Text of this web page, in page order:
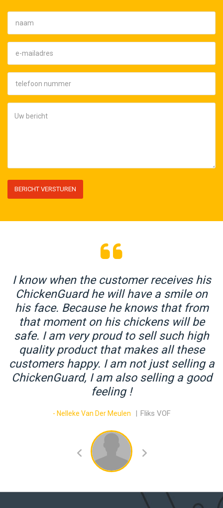
I know when the customer receives his
ChickenGuard he will have a smile on
his face. Because he knows that from
that moment on his chickens will be
safe. I am very proud to sell such high
quality product that makes all these
customers happy. I am not just selling a
ChickenGuard, I am also selling a good
feeling !
- Nelleke Van Der Meulen Fliks VOF